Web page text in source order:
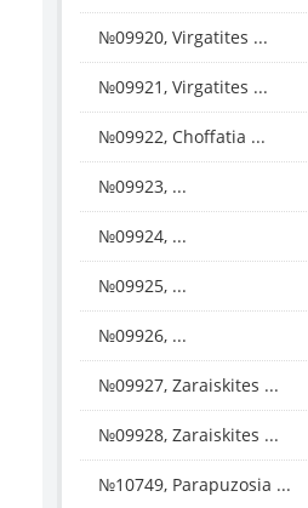
№09920, Virgatites ...
№09921, Virgatites ...
№09922, Choffatia ...
№09923, ...
№09924, ...
№09925, ...
№09926, ...
№09927, Zaraiskites ...
№09928, Zaraiskites ...
№10749, Parapuzosia ...